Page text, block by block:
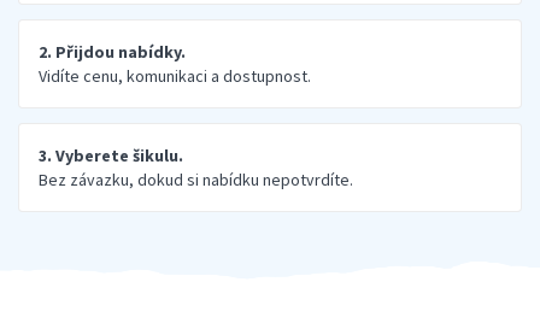
2. Přijdou nabídky.
Vidíte cenu, komunikaci a dostupnost.
3. Vyberete šikulu.
Bez závazku, dokud si nabídku nepotvrdíte.